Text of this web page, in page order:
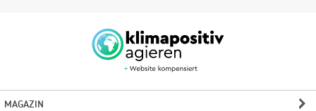
MAGAZIN